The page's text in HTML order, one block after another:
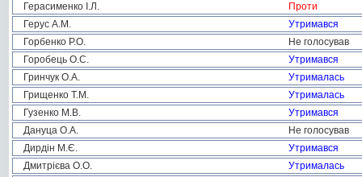
Герасименко І.Л.
Проти
Герус А.М.
Утримався
Горбенко Р.О.
Не голосував
Горобець О.С.
Утримався
Гринчук О.А.
Утрималась
Грищенко Т.М.
Утрималась
Гузенко М.В.
Утримався
Дануца О.А.
Не голосував
Дирдін М.Є.
Утримався
Дмитрієва О.О.
Утрималась